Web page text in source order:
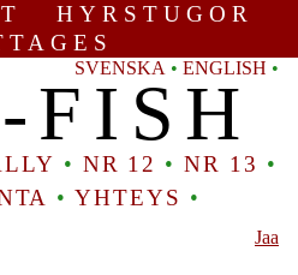
HYRSTUGOR
SVENSKA • ENGLISH •
FISH
• NR 12 • NR 13 •
• YHTEYS •
Jaa